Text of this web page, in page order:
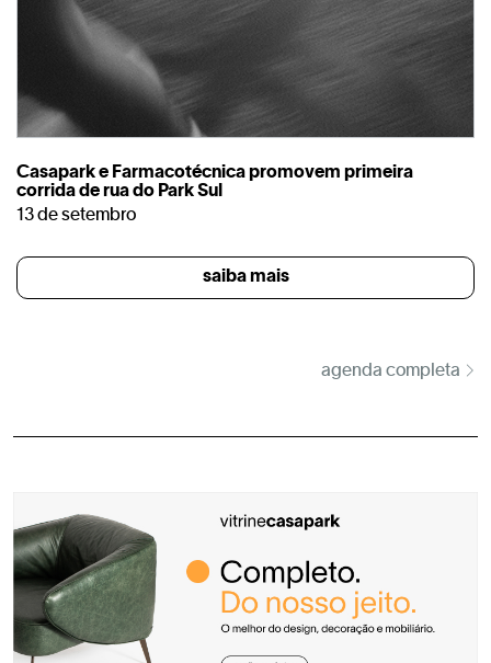
Casapark e Farmacotécnica promovem primeira
corrida de rua do Park Sul
13 de setembro
saiba mais
agenda completa